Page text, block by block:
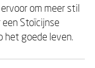
om meer stil
Stoïcijnse
het goede leven.